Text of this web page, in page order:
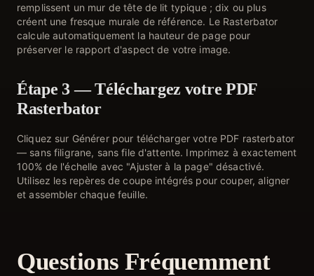
remplissent un mur de tête de lit typique ; dix ou plus
créent une fresque murale de référence. Le Rasterbator
calcule automatiquement la hauteur de page pour
préserver le rapport d'aspect de votre image.
Étape 3 — Téléchargez votre PDF
Rasterbator
Cliquez sur Générer pour télécharger votre PDF rasterbator
— sans filigrane, sans file d'attente. Imprimez à exactement
100% de l'échelle avec "Ajuster à la page" désactivé.
Utilisez les repères de coupe intégrés pour couper, aligner
et assembler chaque feuille.
Questions Fréquemment